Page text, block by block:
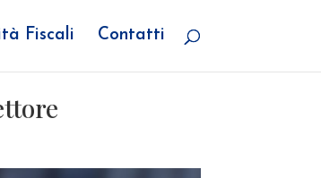
Fiscali Contatti